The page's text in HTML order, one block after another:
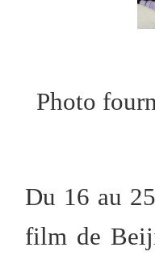
Photo
Du 16 au
film de